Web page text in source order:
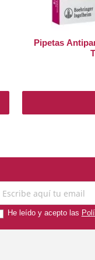
Pipetas
He leído y acepto las